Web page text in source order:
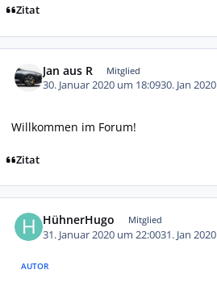
Zitat
Jan aus R Mitglied
30. Januar 2020 um 18:0930. Jan 2020
Willkommen im Forum!
Zitat
HühnerHugo Mitglied
31. Januar 2020 um 22:0031. Jan 2020
AUTOR